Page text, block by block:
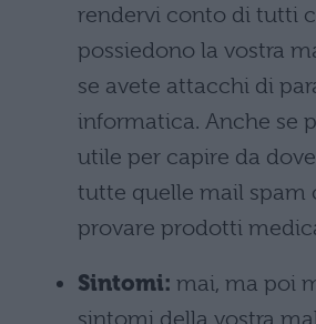
rendervi conto di tutti
possiedono la vostra
se avete attacchi di
informatica. Anche se
utile per capire da
tutte quelle mail spam
provare prodotti
Sintomi: mai, ma poi
sintomi della vostra